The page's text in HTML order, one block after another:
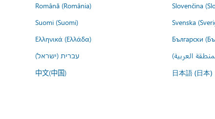
Română (România)
Slovenčina
Suomi (Suomi)
Svenska
Ελληνικά (Ελλάδα)
Български
עברית (ישראל)
العربية)
中文(中国) 日本語 (日本)